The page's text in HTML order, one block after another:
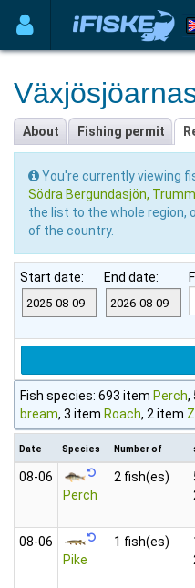
About Fishing permit
You're currently viewing
Södra Bergundasjön,
the list to the whole region,
of the country.
Start date: End date:
Fish species: 693 item Perch,
bream, 3 item Roach, 2 item
Date Species Number of
08‑06
Perch
2 fish(es)
08‑06
Pike
1 fish(es)